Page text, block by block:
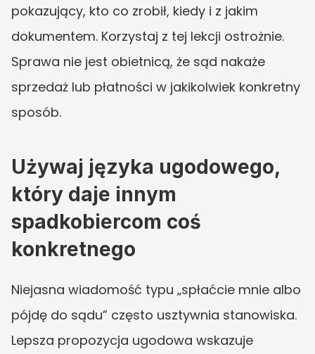
pokazujący, kto co zrobił, kiedy i z jakim
dokumentem. Korzystaj z tej lekcji ostrożnie.
Sprawa nie jest obietnicą, że sąd nakaże
sprzedaż lub płatności w jakikolwiek konkretny
sposób.
Używaj języka ugodowego,
który daje innym
spadkobiercom coś
konkretnego
Niejasna wiadomość typu „spłaćcie mnie albo
pójdę do sądu” często usztywnia stanowiska.
Lepsza propozycja ugodowa wskazuje